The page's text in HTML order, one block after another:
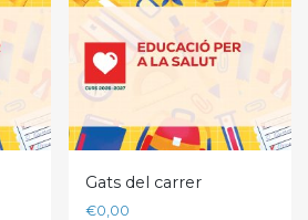
Gats del carrer
€0,00